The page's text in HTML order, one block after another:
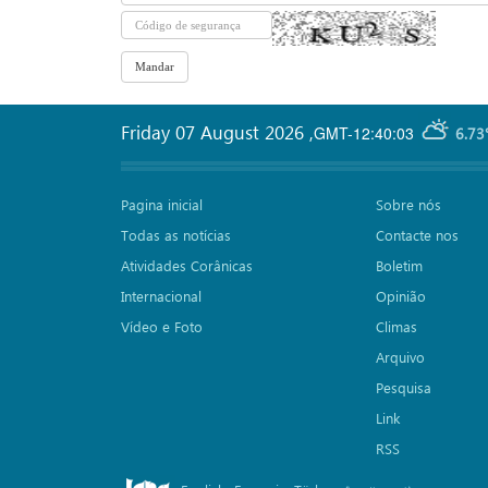
GMT-12:40:03
Friday 07 August 2026 ,
Pagina inicial
Todas as notícias
Atividades Corânicas
Internacional
Vídeo e Foto
Sobre nós
Contacte nos
Boletim
Opinião
Climas
Arquivo
Pesquisa
Link
RSS